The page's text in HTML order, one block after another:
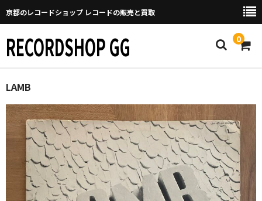
京都のレコードショップ レコードの販売と買取
RECORDSHOP GG 0
Home
マイページ
GGについて
買取について
取り置きなどについて
LAMB